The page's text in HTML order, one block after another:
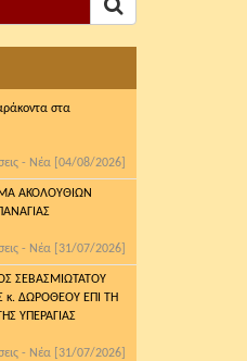
στα
- Νέα [04/08/2026]
ΑΚΟΛΟΥΘΙΩΝ
- Νέα [31/07/2026]
ΣΕΒΑΣΜΙΩΤΑΤΟΥ
ΔΩΡΟΘΕΟΥ ΕΠΙ ΤΗ
ΥΠΕΡΑΓΙΑΣ
- Νέα [31/07/2026]